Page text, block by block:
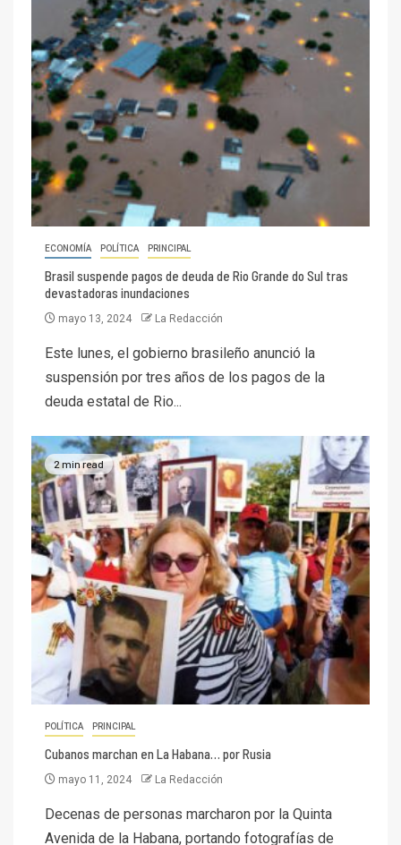
ECONOMÍA POLÍTICA PRINCIPAL
Brasil suspende pagos de deuda de Rio Grande do Sul tras
devastadoras inundaciones
mayo 13, 2024 La Redacción
Este lunes, el gobierno brasileño anunció la
suspensión por tres años de los pagos de la
deuda estatal de Rio...
2 min read
POLÍTICA PRINCIPAL
Cubanos marchan en La Habana… por Rusia
mayo 11, 2024 La Redacción
Decenas de personas marcharon por la Quinta
Avenida de la Habana, portando fotografías de